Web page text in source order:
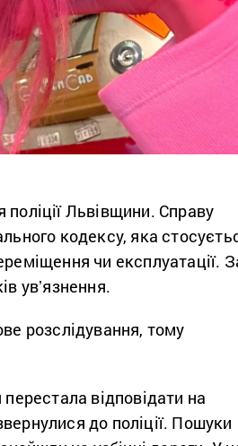
поліції Львівщини. Справу
кодексу, яка
чи експлуатації.
увʼязнення.
розслідування, тому
відповідати на
до поліції. Пошуки